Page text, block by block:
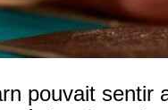
pouvait